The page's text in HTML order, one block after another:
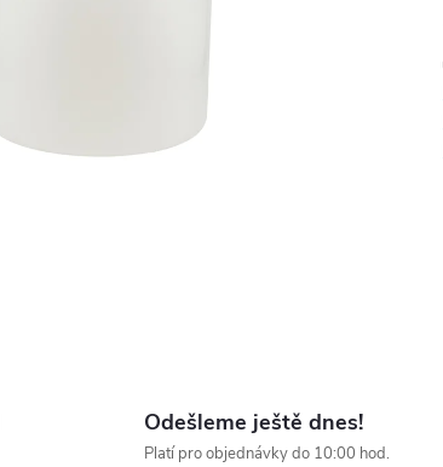
Odešleme ještě dnes!
Platí pro objednávky do 10:00 hod.